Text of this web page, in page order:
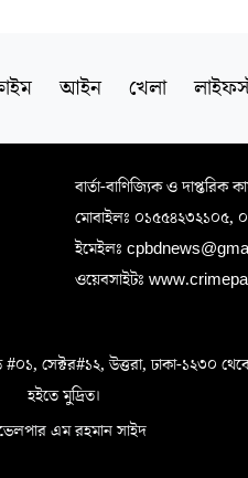
আইন খেলা
বার্তা-বাণিজ্যিক ও
মোবাইলঃ ০১৫৫৪২৩২১০৫,
ইমেইলঃ
ওয়েবসাইটঃ
উত্তরা, ঢাকা-১২৩০ থেকে
হইতে মুদ্রিত।
এম রহমান সাইদ